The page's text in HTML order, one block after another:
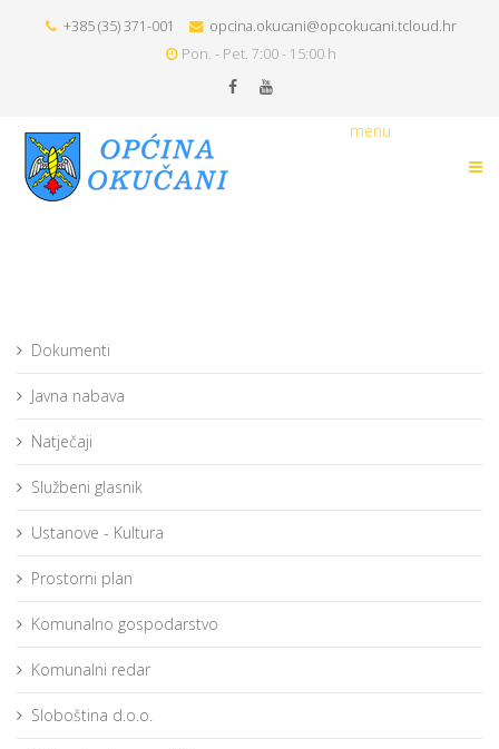
+385 (35) 371-001
opcina.okucani@opcokucani.tcloud.hr
Pon. - Pet. 7:00 - 15:00 h
menu
Dokumenti
Javna nabava
Natječaji
Službeni glasnik
Ustanove - Kultura
Prostorni plan
Komunalno gospodarstvo
Komunalni redar
Sloboština d.o.o.